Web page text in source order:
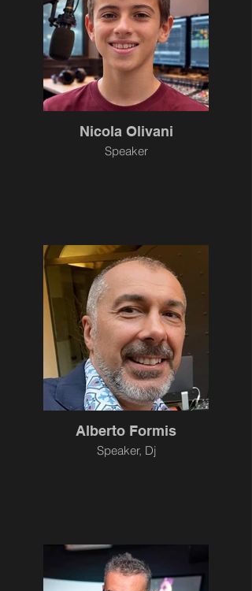
Nicola Olivani
Speaker
Alberto Formis
Speaker, Dj